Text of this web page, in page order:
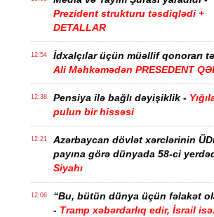
Prezident strukturu təsdiqlədi +
DETALLAR
12:54
İdxalçılar üçün müəllif qonorarı
Ali Məhkəmədən PRESEDENT
12:38 Pensiya ilə bağlı dəyişiklik -
pulun bir hissəsi
12:21
Azərbaycan dövlət xərclərinin
payına görə dünyada 58-ci
Siyahı
12:06
“Bu, bütün dünya üçün fəlakət
- Tramp xəbərdarlıq edir, İsrail